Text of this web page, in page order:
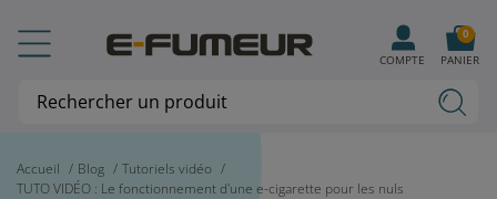
Accueil Blog
Tutoriels vidéo
TUTO VIDÉO : Le fonctionnement d'une e-cigarette pour les nuls
COMPTE PANIER
0